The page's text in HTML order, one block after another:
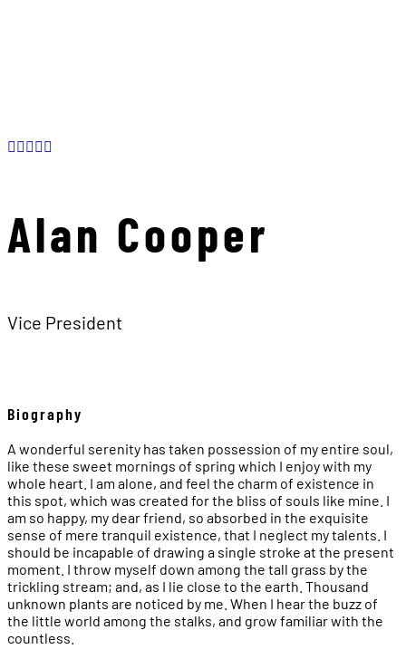
Alan Cooper
Vice President
Biography
A wonderful serenity has taken possession of my entire soul,
like these sweet mornings of spring which I enjoy with my
whole heart. I am alone, and feel the charm of existence in
this spot, which was created for the bliss of souls like mine. I
am so happy, my dear friend, so absorbed in the exquisite
sense of mere tranquil existence, that I neglect my talents. I
should be incapable of drawing a single stroke at the present
moment. I throw myself down among the tall grass by the
trickling stream; and, as I lie close to the earth. Thousand
unknown plants are noticed by me. When I hear the buzz of
the little world among the stalks, and grow familiar with the
countless.